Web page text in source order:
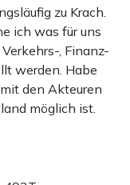
zu Krach.
ich was für uns
, Finanz-
werden. Habe
den Akteuren
möglich ist.